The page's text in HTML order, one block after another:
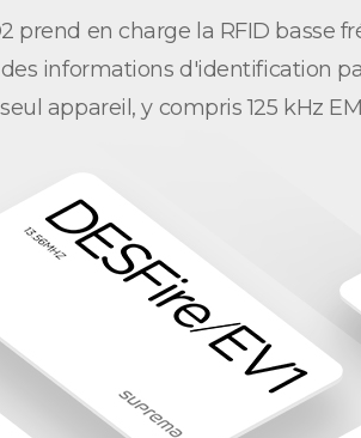
en charge la RFID basse
informations d'identification
appareil, y compris 125 kHz EM,